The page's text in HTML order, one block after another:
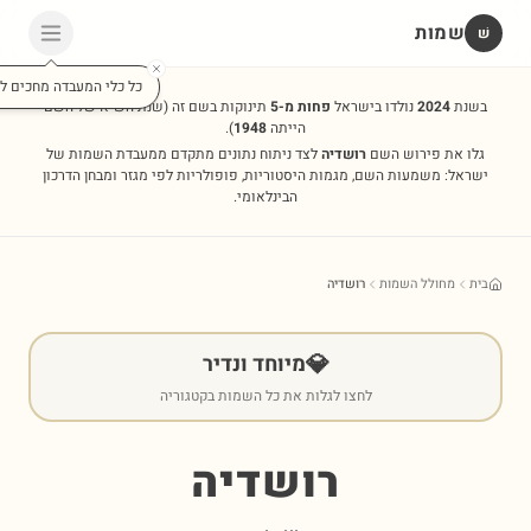
שׁ שמות
כל כלי המעבדה מחכים
בשנת2024נולדו בישראל פחות מ-5 תינוקות בשם זה(שנת השיא של השם
הייתה1948
).
גלו את פירוש השם רושדיהלצד ניתוח נתונים מתקדם ממעבדת השמות של
ישראל: משמעות השם, מגמות היסטוריות, פופולריות לפי מגזר ומבחן הדרכון
הבינלאומי.
בית מחולל השמות רושדיה
💎מיוחד ונדיר
לחצו לגלות את כל השמות בקטגוריה
רושדיה